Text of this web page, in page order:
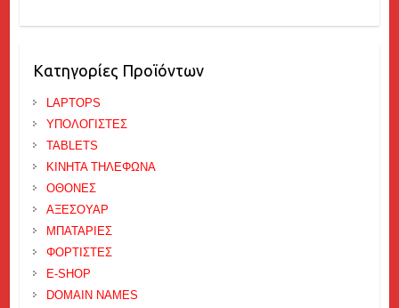
Κατηγορίες Προϊόντων
LAPTOPS
ΥΠΟΛΟΓΙΣΤΕΣ
TABLETS
ΚΙΝΗΤΑ ΤΗΛΕΦΩΝΑ
ΟΘΟΝΕΣ
ΑΞΕΣΟΥΑΡ
ΜΠΑΤΑΡΙΕΣ
ΦΟΡΤΙΣΤΕΣ
E-SHOP
DOMAIN NAMES